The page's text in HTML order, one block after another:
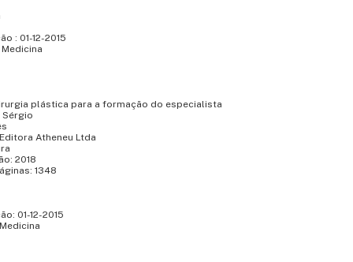
: 01-12-2015
plástica para a formação do especialista
Sérgio
Atheneu Ltda
2018
1348
01-12-2015